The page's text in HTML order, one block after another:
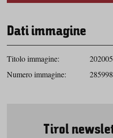
Dati immagine
Titolo immagine:
Numero immagine:
285998
Tirol